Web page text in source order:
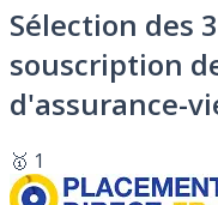
Sélection des
souscription
d'assurance-
🥇 1